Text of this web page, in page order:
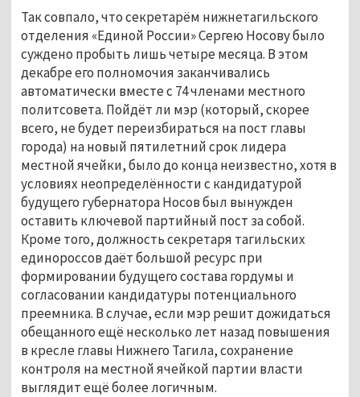
Так совпало, что секретарём нижнетагильского
отделения «Единой России» Сергею Носову было
суждено пробыть лишь четыре месяца. В этом
декабре его полномочия заканчивались
автоматически вместе с 74 членами местного
политсовета. Пойдёт ли мэр (который, скорее
всего, не будет переизбираться на пост главы
города) на новый пятилетний срок лидера
местной ячейки, было до конца неизвестно, хотя в
условиях неопределённости с кандидатурой
будущего губернатора Носов был вынужден
оставить ключевой партийный пост за собой.
Кроме того, должность секретаря тагильских
единороссов даёт большой ресурс при
формировании будущего состава гордумы и
согласовании кандидатуры потенциального
преемника. В случае, если мэр решит дожидаться
обещанного ещё несколько лет назад повышения
в кресле главы Нижнего Тагила, сохранение
контроля на местной ячейкой партии власти
выглядит ещё более логичным.